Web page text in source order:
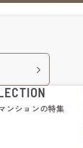
ンションの特集